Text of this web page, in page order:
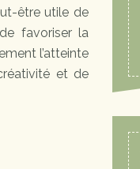
être utile de
favoriser la
l’atteinte
et de